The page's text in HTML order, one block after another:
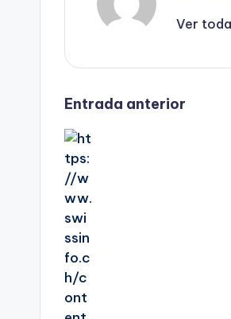
Ver
Navegación
de
entradas
Entrada anterior